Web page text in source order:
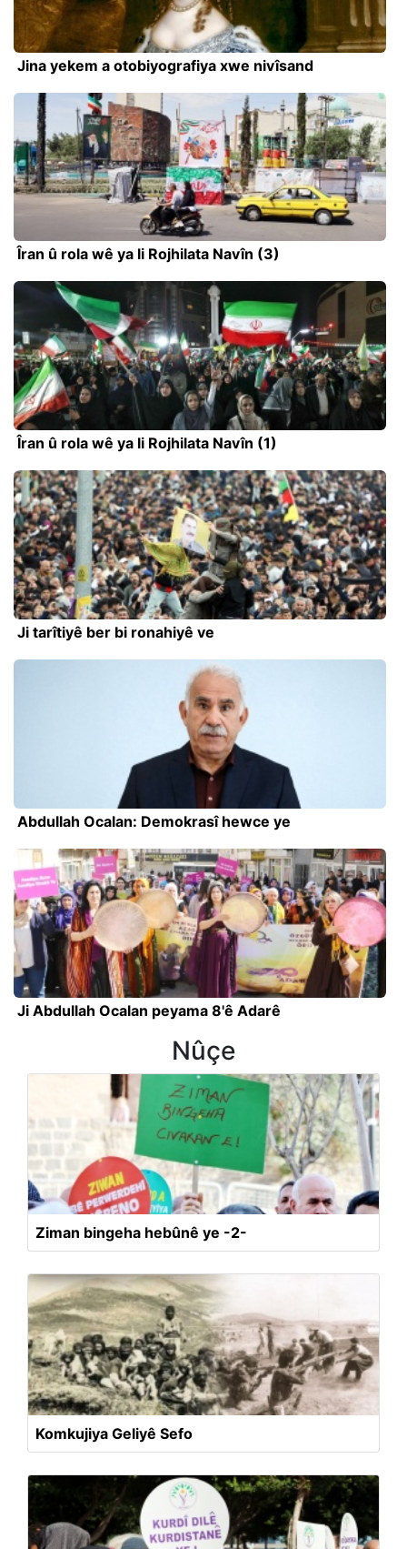
Jina yekem a otobiyografiya xwe nivîsand
Îran û rola wê ya li Rojhilata Navîn (3)
Îran û rola wê ya li Rojhilata Navîn (1)
Ji tarîtiyê ber bi ronahiyê ve
Abdullah Ocalan: Demokrasî hewce ye
Ji Abdullah Ocalan peyama 8'ê Adarê
Nûçe
Ziman bingeha hebûnê ye -2-
Komkujiya Geliyê Sefo